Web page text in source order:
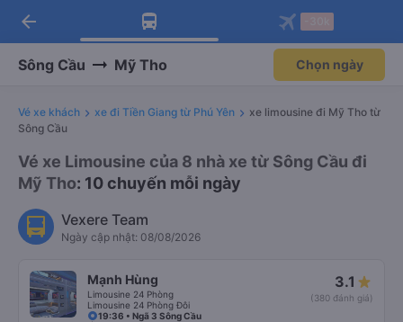
Tải app Vexere ngay!
Nhận ưu đãi thành viên độc
Mở app
Tải app Vexere
-30k/ghế khi đặt vé máy bay qua
Mở app
arrow_back
Sông Cầu Mỹ Tho Chọn ngày
Vé xe khách xe đi Tiền Giang từ Phú Yên
xe limousine đi Mỹ Tho từ
Sông Cầu
Vé xe Limousine của 8 nhà xe từ Sông Cầu đi
Mỹ Tho: 10 chuyến mỗi ngày
Vexere Team
Ngày cập nhật: 08/08/2026
Mạnh Hùng
Limousine 24 Phòng
Limousine 24 Phòng Đôi
3.1
(380 đánh giá)
19:36 • Ngã 3 Sông Cầu